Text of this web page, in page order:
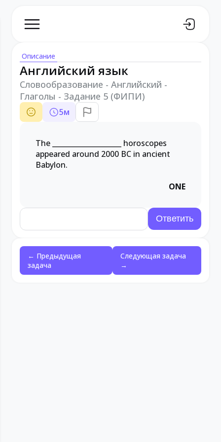
Описание
Английский язык
Словообразование - Английский -
Глаголы - Задание 5 (ФИПИ)
5м
The
horoscopes
appeared around 2000 BC in ancient
Babylon.
ONE
← Предыдущая
задача
Следующая задача
→